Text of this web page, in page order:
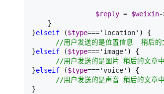
$reply = $weixin-
}
}elseif ($type==='location' ) {
//用户发送的是位置信
}elseif ($type==='image' ) {
//用户发送的是图片 稍后的文章
}elseif ($type==='voice' ) {
//用户发送的是声音 稍后的文章